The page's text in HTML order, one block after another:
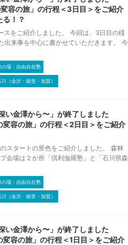
容の旅」の行程＜3日目＞をご紹介
！？
スをご紹介しました。 今回は、3日目の様
出来事を中心に書かせていただきます。 今
の場：自由自在塾
（金沢・能登・加賀）
い金澤から〜」が終了しました
変容の旅」の行程＜2日目＞をご紹介
スタートの景色をご紹介しました。 森林
会場は２か所「倶利伽羅塾」と「石川県森
の場：自由自在塾
（金沢・能登・加賀）
い金澤から〜」が終了しました
変容の旅」の行程＜1日目＞をご紹介